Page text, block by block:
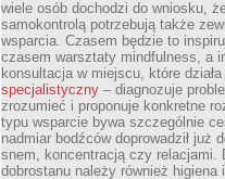
wiele osób dochodzi do wniosku,
samokontrolą potrzebują także
wsparcia. Czasem będzie to
czasem warsztaty mindfulness, a
konsultacja w miejscu, które działa
specjalistyczny – diagnozuje
zrozumieć i proponuje konkretne
typu wsparcie bywa szczególnie
nadmiar bodźców doprowadził już
snem, koncentracją czy relacjami.
dobrostanu należy również higiena